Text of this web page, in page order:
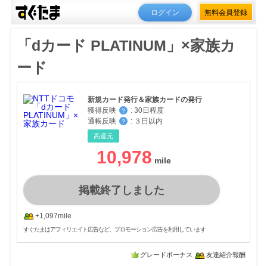
ログイン 無料会員登録
「dカード PLATINUM」×家族カ
ード
新規カード発行＆家族カードの発行
獲得反映
？ : 30日程度
通帳反映
？ : ３日以内
高還元
10,978
掲載終了しました
+1,097mile
すぐたまはアフィリエイト広告など、プロモーション広告を利用しています
グレードボーナス 友達紹介報酬